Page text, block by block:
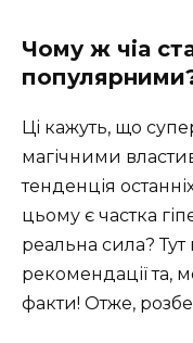
Чому ж чіа
Ці кажуть, що
магічними
тенденція
цьому є частка
реальна сила?
рекомендації та,
факти! Отже,